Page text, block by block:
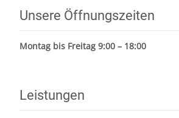
Unsere Öffnungszeiten
Montag bis Freitag 9:00 – 18:00
Leistungen